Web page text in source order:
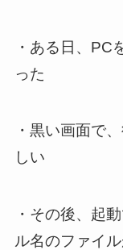
・ある日、PC
った
・黒い画面で
しい
・その後、起
ル名のファイ